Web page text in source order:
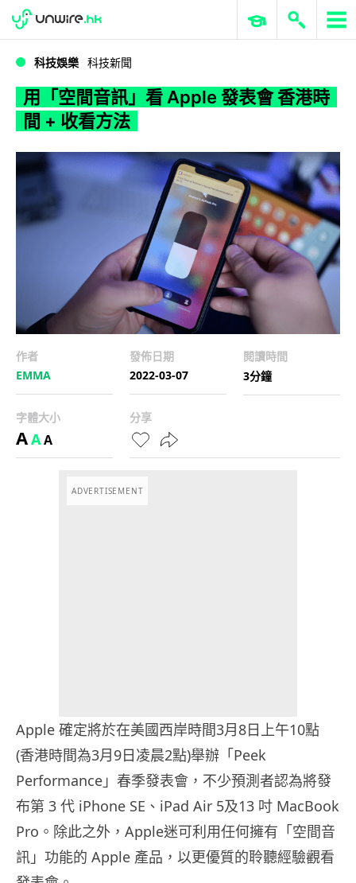
WWDC 2026 ERP 與商業 AI
科技娛樂 科技新聞
用「空間音訊」看 Apple 發表會 香港時
間 + 收看方法
作者
EMMA
發佈日期
2022-03-07
閱讀時間
3分鐘
字體大小
AAA
分享
ADVERTISEMENT
Apple 確定將於在美國西岸時間3月8日上午10點
(香港時間為3月9日凌晨2點)舉辦「Peek
Performance」春季發表會，不少預測者認為將發
布第 3 代 iPhone SE、iPad Air 5及13 吋 MacBook
Pro。除此之外，Apple迷可利用任何擁有「空間音
訊」功能的 Apple 產品，以更優質的聆聽經驗觀看